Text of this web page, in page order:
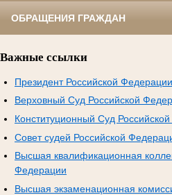
ОБРАЩЕНИЯ ГРАЖДАН
Важные ссылки
Президент Российской Федерации
Верховный Суд Российской
Конституционный Суд
Совет судей Российской
Высшая квалификационная
Федерации
Высшая экзаменационная